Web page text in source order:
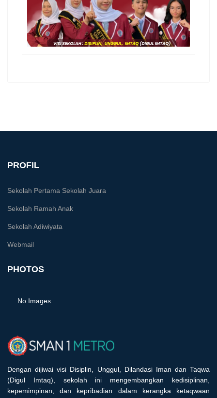
PROFIL
Sekolah Pertama Sekolah Juara
Sekolah Ramah Anak
Sekolah Adiwiyata
Webmail
PHOTOS
No Images
Dengan dijiwai visi Disiplin, Unggul, Dilandasi Iman dan Taqwa
(Digul Imtaq), sekolah ini mengembangkan kedisiplinan,
kepemimpinan, dan kepribadian dalam kerangka ketaqwaan